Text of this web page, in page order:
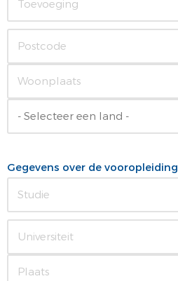
Gegevens over de vooropleiding